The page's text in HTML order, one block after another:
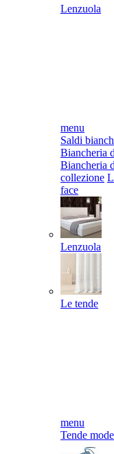
Lenzuola
menu
Saldi
Biancheria
Biancheria
collezione
face
Lenzuola
Le tende
menu
Tende